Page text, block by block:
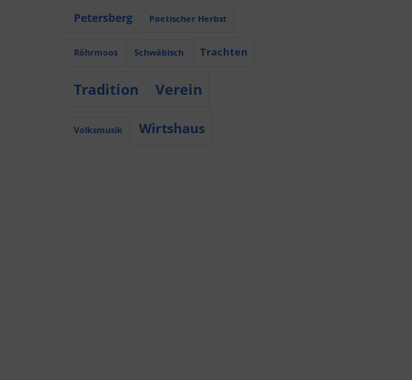
Petersberg Poetischer Herbst
Röhrmoos Schwäbisch Trachten
Tradition Verein
Volksmusik Wirtshaus